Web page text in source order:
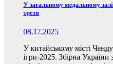
У загальному медальному
третя
08.17.2025
У китайському місті
ігри-2025. Збірна